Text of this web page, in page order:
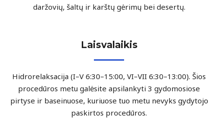
daržovių, šaltų ir karštų gėrimų bei desertų.
Laisvalaikis
Hidrorelaksacija (I–V 6:30–15:00, VI–VII 6:30–13:00). Šios
procedūros metu galėsite apsilankyti 3 gydomosiose
pirtyse ir baseinuose, kuriuose tuo metu nevyks gydytojo
paskirtos procedūros.